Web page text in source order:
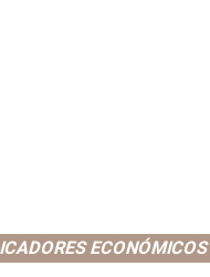
ECONÓMICOS